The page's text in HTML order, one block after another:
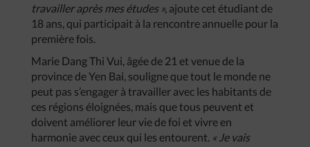
travailler après mes études », ajoute cet étudiant de
18 ans, qui participait à la rencontre annuelle pour la
première fois.
Marie Dang Thi Vui, âgée de 21 et venue de la
province de Yen Bai, souligne que tout le monde ne
peut pas s’engager à travailler avec les habitants de
ces régions éloignées, mais que tous peuvent et
doivent améliorer leur vie de foi et vivre en
harmonie avec ceux qui les entourent. « Je vais